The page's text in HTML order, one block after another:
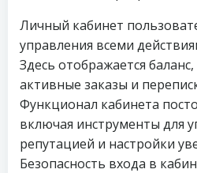
Личный кабинет
управления всеми
Здесь отображается
активные заказы и
Функционал кабинета
включая инструменты для
репутацией и настройки
Безопасность входа в